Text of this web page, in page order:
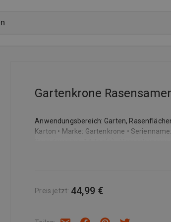
Gartenkrone
Anwendungsbereich: Garten,
Karton • Marke: Gartenkrone •
• Deutsche Bezeichnung: Rasensamen •
Preis jetzt: 44,99 €